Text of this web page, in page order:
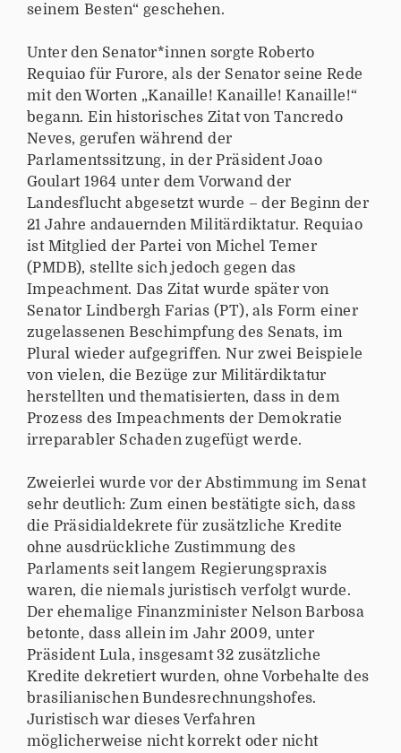
seinem Besten“ geschehen.
Unter den Senator*innen sorgte Roberto
Requiao für Furore, als der Senator seine Rede
mit den Worten „Kanaille! Kanaille! Kanaille!“
begann. Ein historisches Zitat von Tancredo
Neves, gerufen während der
Parlamentssitzung, in der Präsident Joao
Goulart 1964 unter dem Vorwand der
Landesflucht abgesetzt wurde – der Beginn der
21 Jahre andauernden Militärdiktatur. Requiao
ist Mitglied der Partei von Michel Temer
(PMDB), stellte sich jedoch gegen das
Impeachment. Das Zitat wurde später von
Senator Lindbergh Farias (PT), als Form einer
zugelassenen Beschimpfung des Senats, im
Plural wieder aufgegriffen. Nur zwei Beispiele
von vielen, die Bezüge zur Militärdiktatur
herstellten und thematisierten, dass in dem
Prozess des Impeachments der Demokratie
irreparabler Schaden zugefügt werde.
Zweierlei wurde vor der Abstimmung im Senat
sehr deutlich: Zum einen bestätigte sich, dass
die Präsidialdekrete für zusätzliche Kredite
ohne ausdrückliche Zustimmung des
Parlaments seit langem Regierungspraxis
waren, die niemals juristisch verfolgt wurde.
Der ehemalige Finanzminister Nelson Barbosa
betonte, dass allein im Jahr 2009, unter
Präsident Lula, insgesamt 32 zusätzliche
Kredite dekretiert wurden, ohne Vorbehalte des
brasilianischen Bundesrechnungshofes.
Juristisch war dieses Verfahren
möglicherweise nicht korrekt oder nicht